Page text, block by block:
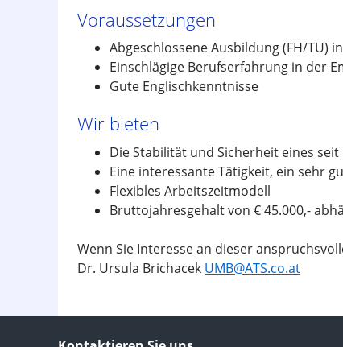
Voraussetzungen
Abgeschlossene Ausbildung (FH/TU)
Einschlägige Berufserfahrung in der
Gute Englischkenntnisse
Wir bieten
Die Stabilität und Sicherheit eines
Eine interessante Tätigkeit, ein sehr
Flexibles Arbeitszeitmodell
Bruttojahresgehalt von € 45.000,-
Wenn Sie Interesse an dieser
Dr. Ursula Brichacek UMB@ATS.co.at